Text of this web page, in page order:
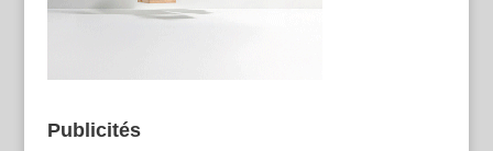
Publicités